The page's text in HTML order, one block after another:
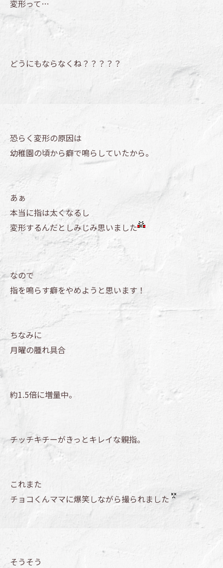
変形って…
どうにもならなくね？？？？？
恐らく変形の原因は
幼稚園の頃から癖で鳴らしていたから。
あぁ
本当に指は太くなるし
変形するんだとしみじみ思いました
なので
指を鳴らす癖をやめようと思います！
ちなみに
月曜の腫れ具合
約1.5倍に増量中。
チッチキチーがきっとキレイな親指。
これまた
チョコくんママに爆笑しながら撮られました
そうそう